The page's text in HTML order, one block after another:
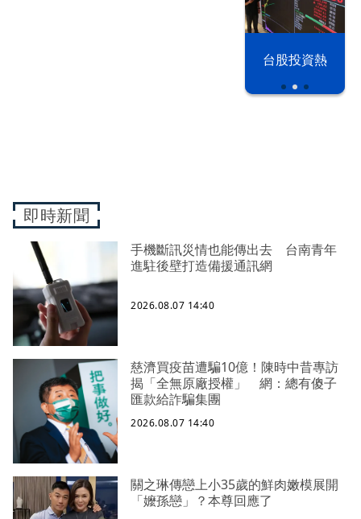
台股投資熱
即時新聞
手機斷訊災情也能傳出去 台南青年
進駐後壁打造備援通訊網
2026.08.07 14:40
慈濟買疫苗遭騙10億！陳時中昔專訪
揭「全無原廠授權」 網：總有傻子
匯款給詐騙集團
2026.08.07 14:40
關之琳傳戀上小35歲的鮮肉嫩模展開
「嬤孫戀」？本尊回應了